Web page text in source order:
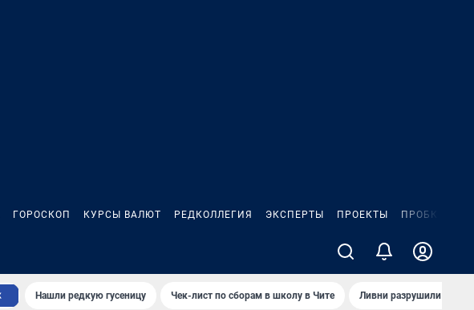
ГОРОСКОП КУРСЫ ВАЛЮТ РЕДКОЛЛЕГИЯ ЭКСПЕРТЫ ПРОЕКТЫ ПРОБКИ
Нашли редкую гусеницу Чек-лист по сборам в школу в Чите Ливни разрушили